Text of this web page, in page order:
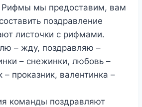
Рифмы мы предоставим, вам
поздравление
листочки с рифмами.
– жду, поздравляю –
– снежинки, любовь –
– проказник, валентинка –
команды поздравляют